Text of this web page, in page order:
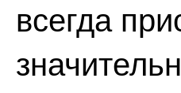
всегда